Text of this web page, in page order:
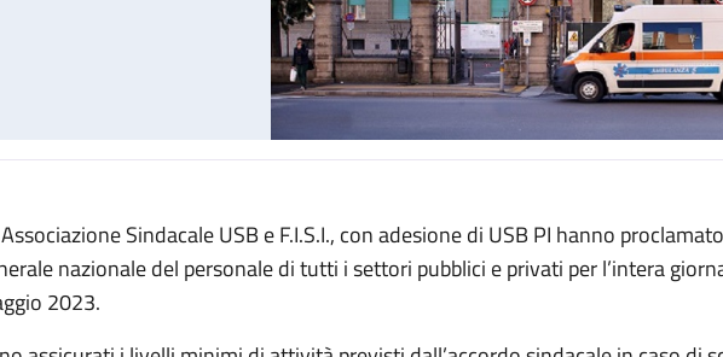
per l'intera giornata di venerdì 26 maggio
Sindacale USB e F.I.S.I., con adesione di USB PI hanno
nazionale del personale di tutti i settori pubblici e privati per l’intera
2023.